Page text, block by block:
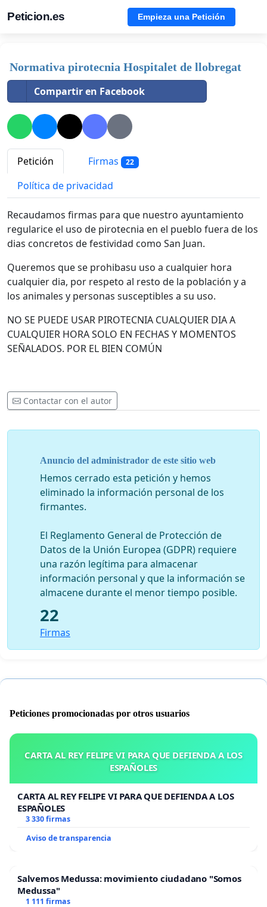
Peticion.es Empieza una Petición
Normativa pirotecnia Hospitalet de llobregat
Compartir en Facebook
Petición Firmas 22
Política de privacidad
Recaudamos firmas para que nuestro ayuntamiento
regularice el uso de pirotecnia en el pueblo fuera de los
dias concretos de festividad como San Juan.
Queremos que se prohibasu uso a cualquier hora
cualquier dia, por respeto al resto de la población y a
los animales y personas susceptibles a su uso.
NO SE PUEDE USAR PIROTECNIA CUALQUIER DIA A
CUALQUIER HORA SOLO EN FECHAS Y MOMENTOS
SEÑALADOS. POR EL BIEN COMÚN
Contactar con el autor
Anuncio del administrador de este sitio web
Hemos cerrado esta petición y hemos
eliminado la información personal de los
firmantes.
El Reglamento General de Protección de
Datos de la Unión Europea (GDPR) requiere
una razón legítima para almacenar
información personal y que la información se
almacene durante el menor tiempo posible.
22
Firmas
Peticiones promocionadas por otros usuarios
CARTA AL REY FELIPE VI PARA QUE DEFIENDA A LOS
ESPAÑOLES
CARTA AL REY FELIPE VI PARA QUE DEFIENDA A LOS
ESPAÑOLES
3 330 firmas
Aviso de transparencia
Salvemos Medussa: movimiento ciudadano "Somos
Medussa"
1 111 firmas